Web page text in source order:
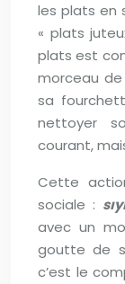
les plats en
« plats
plats est
morceau
sa
nettoyer
courant,
Cette
sociale :
avec un
goutte de
c’est le